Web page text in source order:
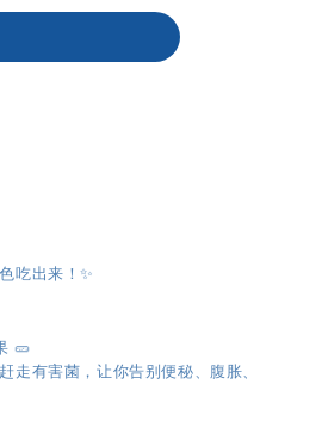
吃出来！✨
🥒
有害菌，让你告别便秘、腹胀、